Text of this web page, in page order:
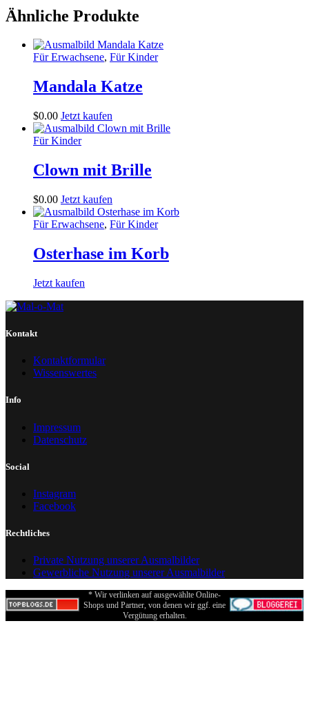
Ähnliche Produkte
Für Erwachsene, Für Kinder
Mandala Katze
$0.00 Jetzt kaufen
Für Kinder
Clown mit Brille
$0.00 Jetzt kaufen
Für Erwachsene, Für Kinder
Osterhase im Korb
Jetzt kaufen
Kontakt
Kontaktformular
Wissenswertes
Info
Impressum
Datenschutz
Social
Instagram
Facebook
Rechtliches
Private Nutzung unserer Ausmalbilder
Gewerbliche Nutzung unserer Ausmalbilder
* Wir verlinken auf ausgewählte Online-
Shops und Partner, von denen wir ggf. eine
Vergütung erhalten.